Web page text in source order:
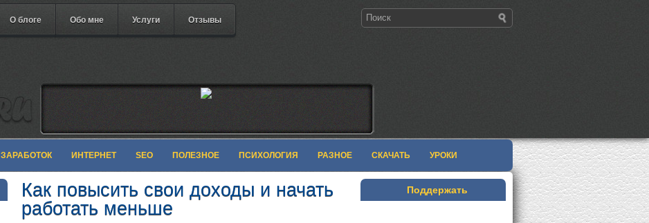
О блоге Обо мне Услуги Отзывы
ЗАРАБОТОК ИНТЕРНЕТ SEO ПОЛЕЗНОЕ ПСИХОЛОГИЯ РАЗНОЕ СКАЧАТЬ УРОКИ
Как повысить свои доходы и начать
работать меньше
Поддержать